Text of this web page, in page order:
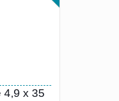
4,9 x 35